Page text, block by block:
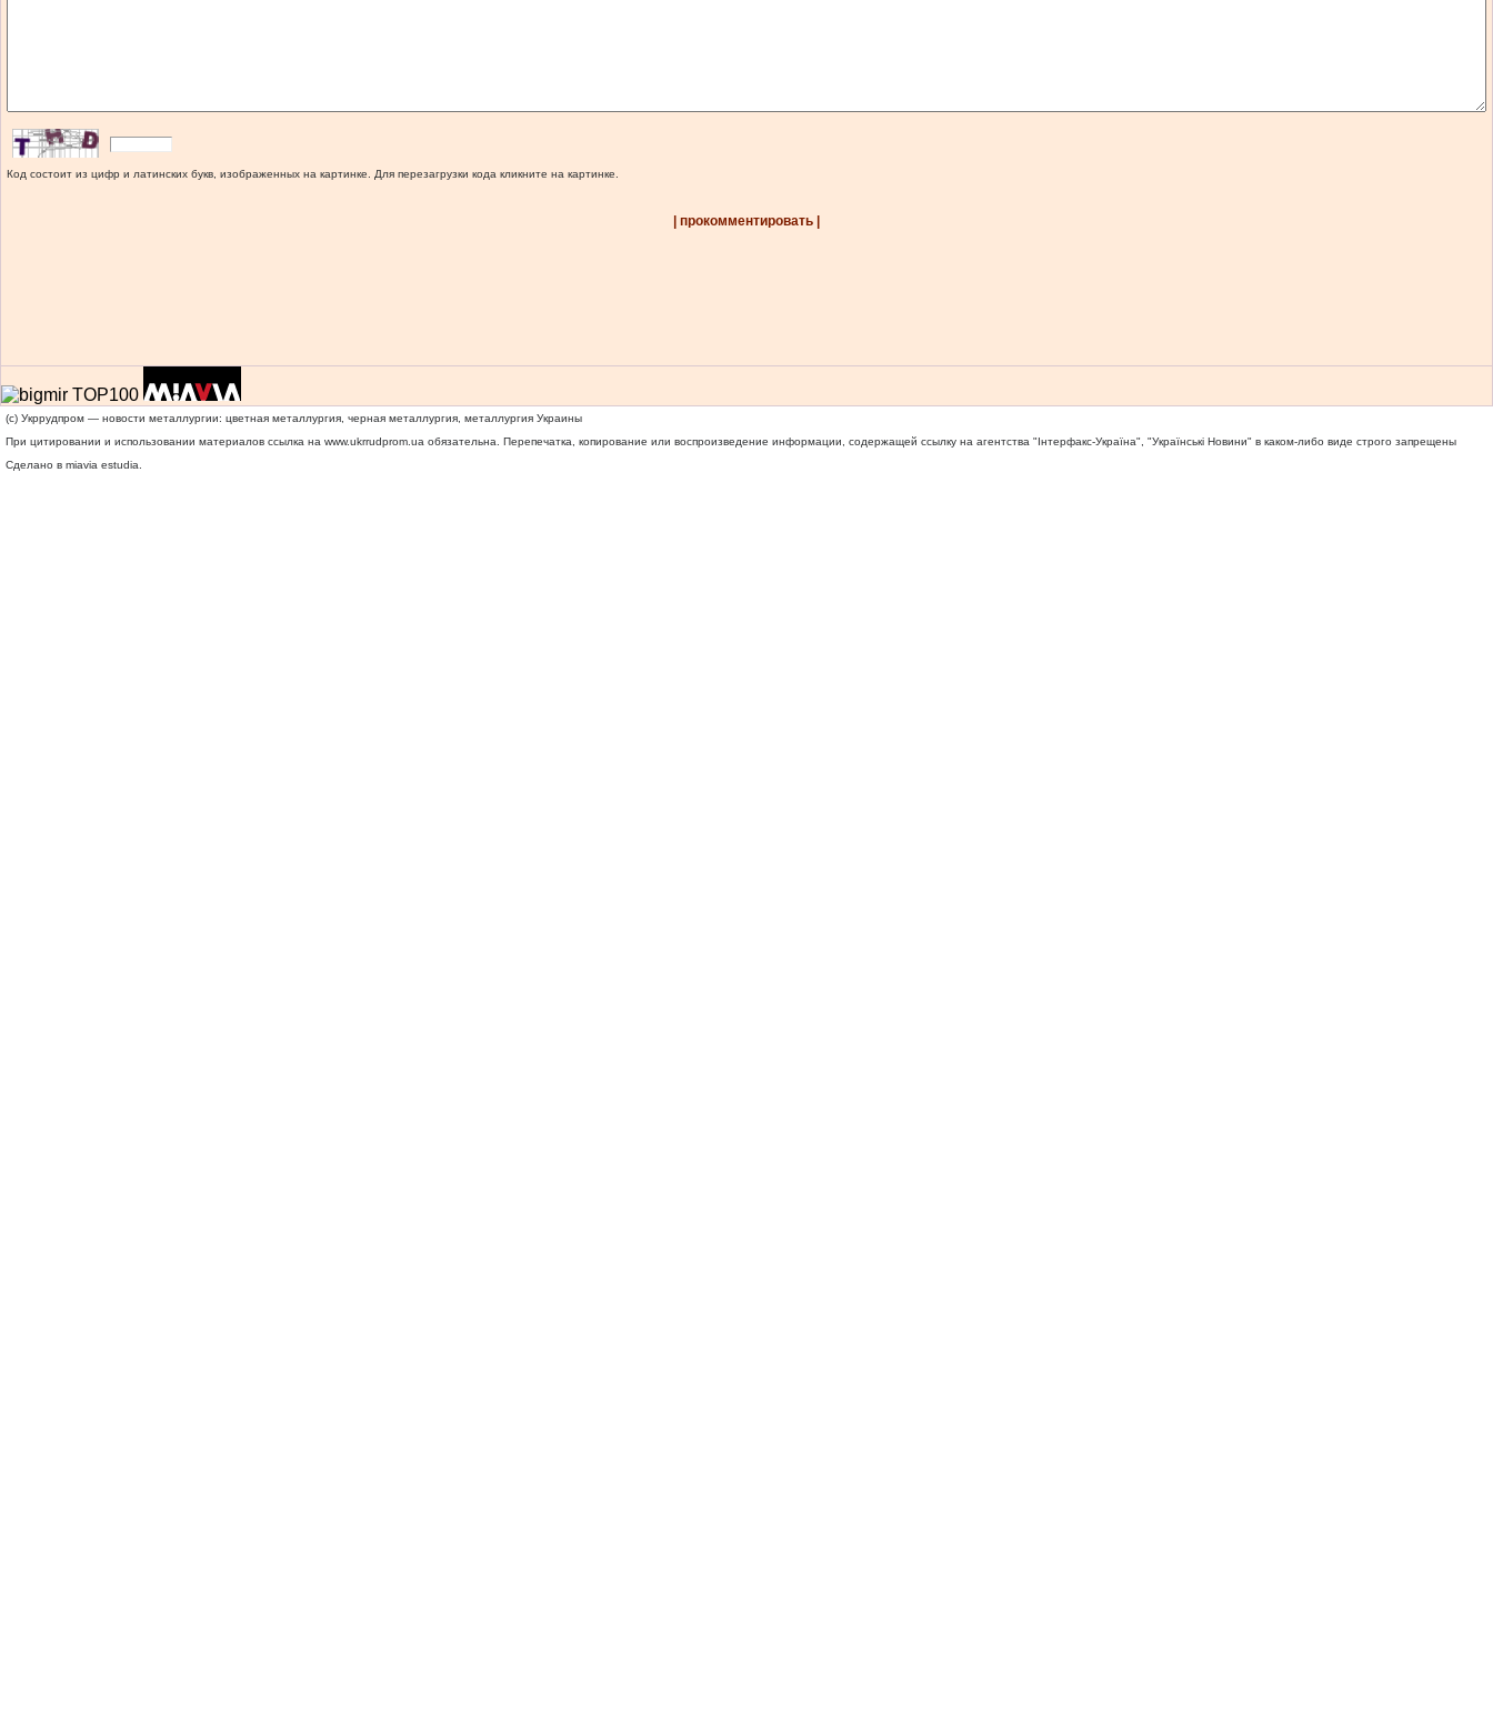
Код состоит из цифр и латинских букв, изображенных на картинке. Для перезагрузки кода кликните на картинке.
| прокомментировать |
(c) Укррудпром — новости металлургии: цветная металлургия, черная металлургия, металлургия Украины
При цитировании и использовании материалов ссылка на www.ukrrudprom.ua обязательна. Перепечатка, копирование или воспроизведение информации, содержащей ссылку на агентства "Iнтерфакс-Україна", "Українськi Новини" в каком-либо виде строго запрещены
Сделано в miavia estudia.